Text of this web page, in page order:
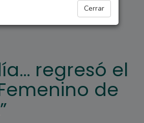
Cerrar
regresó el
de